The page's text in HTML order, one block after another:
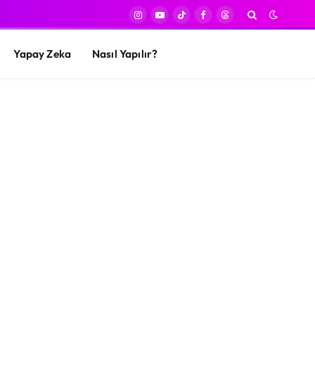
Instagram
YouTube
TikTokFacebook
Threads
Yapay Zeka Nasıl Yapılır?